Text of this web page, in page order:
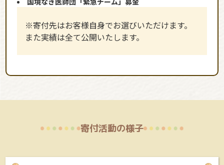
※寄付先はお客様自身でお選びいただけます。
また実績は全て公開いたします。
寄付活動の様子